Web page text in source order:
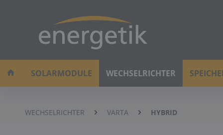
SOLARMODULE WECHSELRICHTER
WECHSELRICHTER VARTA HYBRID